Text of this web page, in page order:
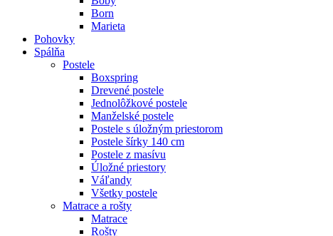
Born
Marieta
Pohovky
Spálňa
Postele
Boxspring
Drevené postele
Jednolôžkové postele
Manželské postele
Postele s úložným priestorom
Postele šírky 140 cm
Postele z masívu
Úložné priestory
Váľandy
Všetky postele
Matrace a rošty
Matrace
Rošty